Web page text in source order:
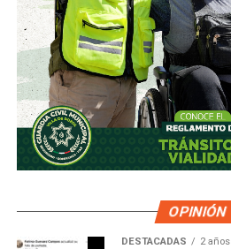
OPINIÓN
DESTACADAS 2 años